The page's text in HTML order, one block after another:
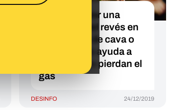
Por qué meter una
cucharilla del revés en
las botellas de cava o
champán no ayuda a
que estas no pierdan el
gas
DESINFO 24/12/2019